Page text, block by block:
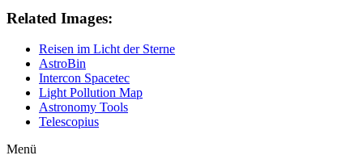
Related Images:
Reisen im Licht der Sterne
AstroBin
Intercon Spacetec
Light Pollution Map
Astronomy Tools
Telescopius
Menü